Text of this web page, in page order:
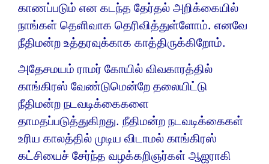
காணப்படும் என கடந்த தேர்தல் அறிக்கையில்
நாங்கள் தெளிவாக தெரிவித்துள்ளோம். எனவே
நீதிமன்ற உத்தரவுக்காக காத்திருக்கிறோம்.
அதேசமயம் ராமர் கோயில் விவகாரத்தில்
காங்கிரஸ் வேண்டுமென்றே தலையிட்டு
நீதிமன்ற நடவடிக்கைகளை
தாமதப்படுத்துகிறது. நீதிமன்ற நடவடிக்கைகள்
உரிய காலத்தில் முடிய விடாமல் காங்கிரஸ்
கட்சியைச் சேர்ந்த வழக்கறிஞர்கள் ஆஜராகி